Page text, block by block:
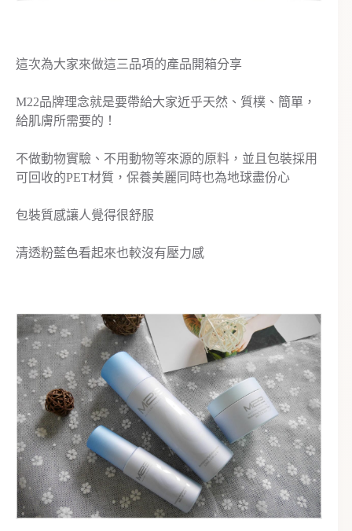
這次為大家來做這三品項的產品開箱分享
M22品牌理念就是要帶給大家近乎天然、質樸、簡單，
給肌膚所需要的！
不做動物實驗、不用動物等來源的原料，並且包裝採用
可回收的PET材質，保養美麗同時也為地球盡份心
包裝質感讓人覺得很舒服
清透粉藍色看起來也較沒有壓力感